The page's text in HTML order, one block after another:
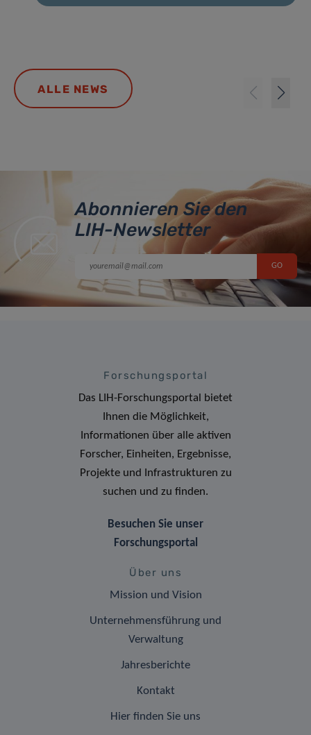
ALLE NEWS
Abonnieren Sie den
LIH-Newsletter
Forschungsportal
Das LIH-Forschungsportal bietet
Ihnen die Möglichkeit,
Informationen über alle aktiven
Forscher, Einheiten, Ergebnisse,
Projekte und Infrastrukturen zu
suchen und zu finden.
Besuchen Sie unser
Forschungsportal
Über uns
Mission und Vision
Unternehmensführung und
Verwaltung
Jahresberichte
Kontakt
Hier finden Sie uns